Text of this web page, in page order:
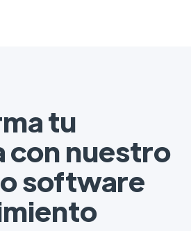
tu
con nuestro
software